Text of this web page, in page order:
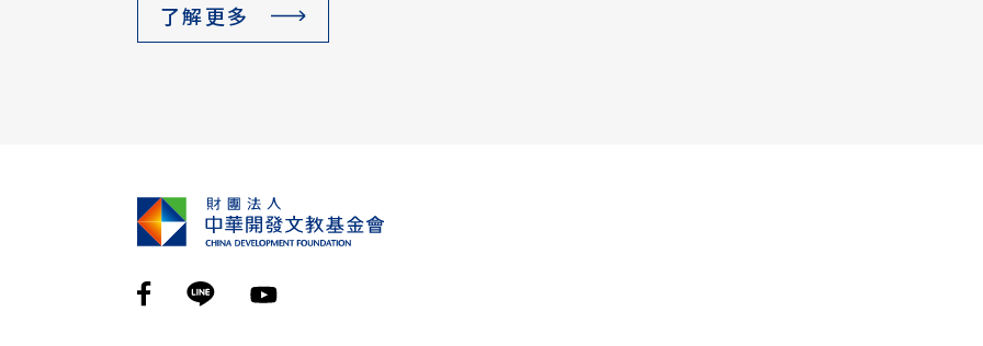
了解更多